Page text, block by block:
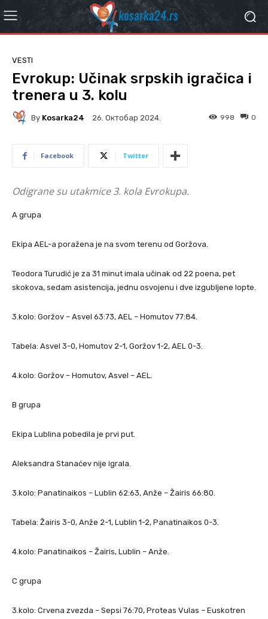
VESTI
Evrokup: Učinak srpskih igračica i
trenera u 3. kolu
By Kosarka24 26. Октобар 2024. 0
998
Facebook Twitter
Odigrane su utakmice 3. kola Evrokupa.
A grupa
Ekipa AEL-a poražena je na svom terenu od Goržova.
Teodora Turudić je za 31 minut imala učinak od 22 poena, pet
skokova, sedam asistencija, jednu osvojenu i dve izgubljene lopte.
3.kolo: Goržov – Asvel 63:73, AEL – Homutov 77:84.
Tabela: Asvel 3-0, Homutov 2-1, Goržov 1-2, AEL 0-3.
4.kolo: Goržov – Homutov, Asvel – AEL.
B grupa
Ekipa Lublina pobedila je prvi put.
Aleksandra Stanaćev nije igrala.
3.kolo: Panatinaikos – Lublin 62:63, Anže – Žairis 66:80.
Tabela: Žairis 3-0, Anže 2-1, Lublin 1-2, Panatinaikos 0-3.
4.kolo: Panatinaikos – Žairis, Lublin – Anže.
C grupa
3.kolo: Crvena zvezda – Sepsi 76:70, Proteas Vulas – Euskotren